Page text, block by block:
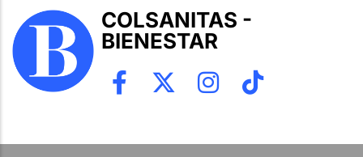
COLSANITAS -
BIENESTAR